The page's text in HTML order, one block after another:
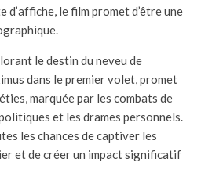
le film promet d’être une
le destin du neveu de
dans le premier volet, promet
marquée par les combats de
et les drames personnels.
les chances de captiver les
et de créer un impact significatif